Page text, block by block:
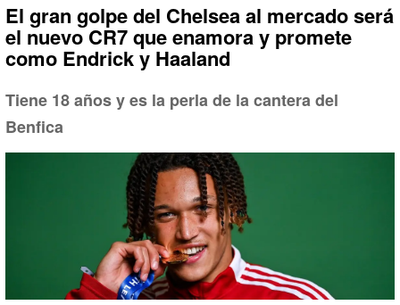
El gran golpe del Chelsea al mercado será
el nuevo CR7 que enamora y promete
como Endrick y Haaland
Tiene 18 años y es la perla de la cantera del
Benfica